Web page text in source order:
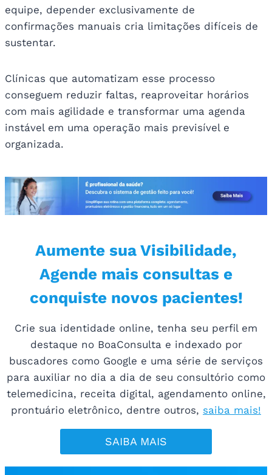
equipe, depender exclusivamente de
confirmações manuais cria limitações difíceis de
sustentar.
Clínicas que automatizam esse processo
conseguem reduzir faltas, reaproveitar horários
com mais agilidade e transformar uma agenda
instável em uma operação mais previsível e
organizada.
Aumente sua Visibilidade,
Agende mais consultas e
conquiste novos pacientes!
Crie sua identidade online, tenha seu perfil em
destaque no BoaConsulta e indexado por
buscadores como Google e uma série de serviços
para auxiliar no dia a dia de seu consultório como
telemedicina, receita digital, agendamento online,
prontuário eletrônico, dentre outros, saiba mais!
SAIBA MAIS